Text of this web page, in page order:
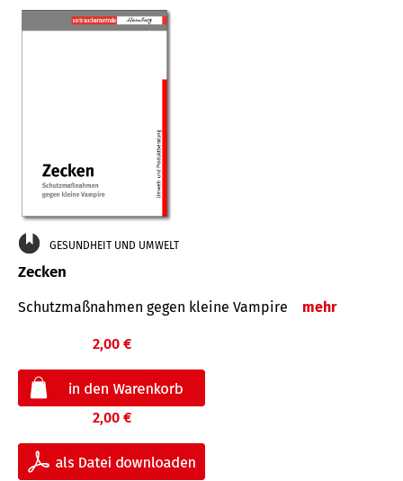
GESUNDHEIT UND UMWELT
Zecken
Schutz­maß­nahmen gegen kleine Vampire mehr
2,00 €
2,00 €